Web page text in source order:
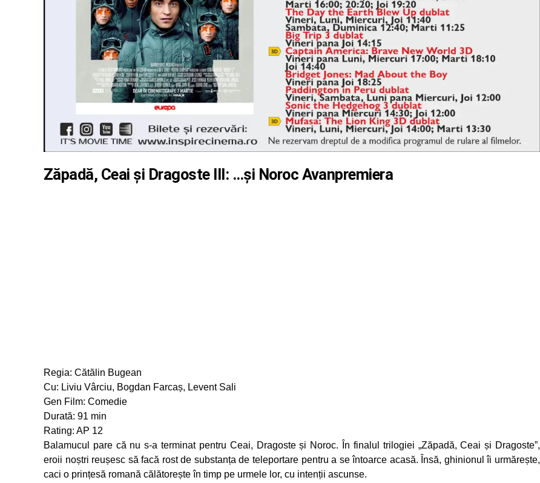
Zăpadă, Ceai și Dragoste III: …și Noroc Avanpremiera
Regia: Cătălin Bugean
Cu: Liviu Vârciu, Bogdan Farcaș, Levent Sali
Gen Film: Comedie
Durată: 91 min
Rating: AP 12
Balamucul pare că nu s-a terminat pentru Ceai, Dragoste și Noroc. În finalul trilogiei „Zăpadă, Ceai și Dragoste”,
eroii noștri reușesc să facă rost de substanța de teleportare pentru a se întoarce acasă. Însă, ghinionul îi urmărește,
caci o prințesă romană călătorește în timp pe urmele lor, cu intenții ascunse.